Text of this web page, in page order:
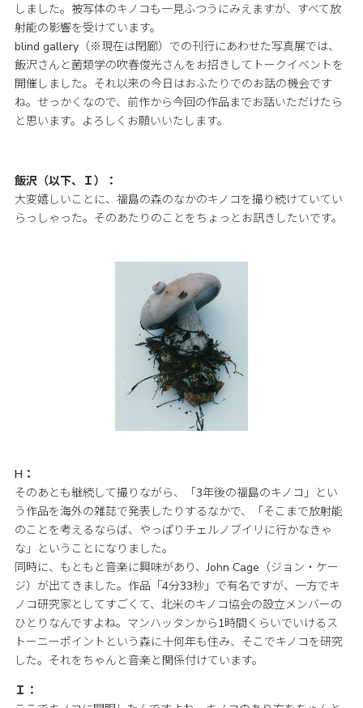
しました。被写体のキノコも一見ふつうにみえますが、すべて放
射能の影響を受けています。
blind gallery（※現在は閉廊）での刊行にあわせた写真展では、
飯沢さんと菌類学の吹春俊光さんをお招きしてトークイベントを
開催しました。それ以来の今日はおふたりでのお話の機会です
ね。せっかくなので、前作から今回の作品までお話いただけたら
と思います。よろしくお願いいたします。
飯沢（以下、Ｉ）：
大変嬉しいことに、福島の森のなかのキノコを撮り続けていてい
らっしゃった。そのあたりのことをちょっとお訊きしたいです。
H：
そのあとも継続して撮りながら、「3年後の福島のキノコ」とい
う作品を海外の雑誌で発表したりするなかで、「そこまで放射能
のことを考えるならば、やっぱりチェルノブイリに行かなきゃ
な」ということになりました。
同時に、もともと音楽に興味があり、John Cage（ジョン・ケー
ジ）が出てきました。作品「4分33秒」で有名ですが、一方でキ
ノコ研究家としてすごくて、北米のキノコ協会の設立メンバーの
ひとりなんですよね。マンハッタンから1時間くらいでいけるス
トーニーポイントという森に十何年も住み、そこでキノコを研究
した。それをちゃんと音楽と関係付けています。
Ｉ：